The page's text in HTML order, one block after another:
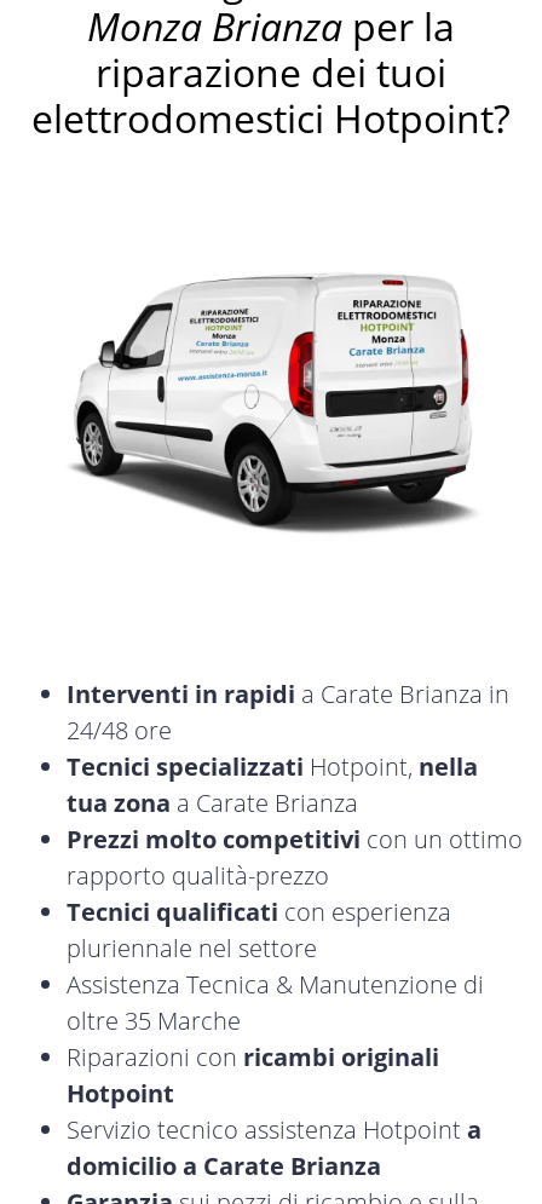
Monza Brianza per la
riparazione dei tuoi
elettrodomestici Hotpoint?
Interventi in rapidi a Carate Brianza in
24/48 ore
Tecnici specializzati Hotpoint, nella
tua zona a Carate Brianza
Prezzi molto competitivi con un ottimo
rapporto qualità-prezzo
Tecnici qualificati con esperienza
pluriennale nel settore
Assistenza Tecnica & Manutenzione di
oltre 35 Marche
Riparazioni con ricambi originali
Hotpoint
Servizio tecnico assistenza Hotpointa
domicilio a Carate Brianza